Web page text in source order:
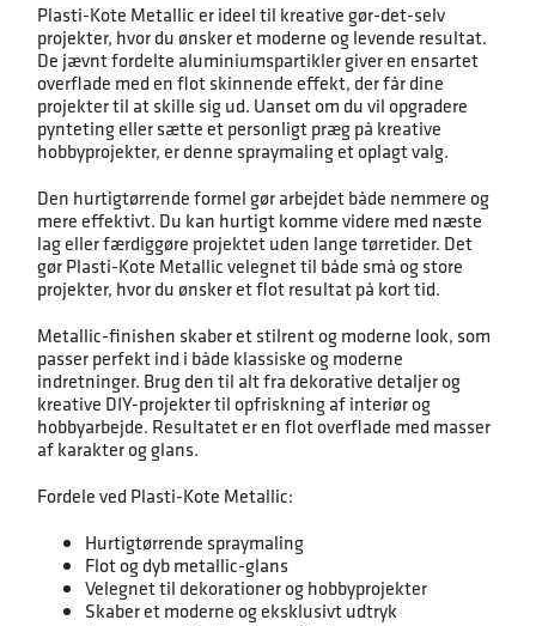
Plasti-Kote Metallic er ideel til kreative gør-det-selv
projekter, hvor du ønsker et moderne og levende resultat.
De jævnt fordelte aluminiumspartikler giver en ensartet
overflade med en flot skinnende effekt, der får dine
projekter til at skille sig ud. Uanset om du vil opgradere
pynteting eller sætte et personligt præg på kreative
hobbyprojekter, er denne spraymaling et oplagt valg.
Den hurtigtørrende formel gør arbejdet både nemmere og
mere effektivt. Du kan hurtigt komme videre med næste
lag eller færdiggøre projektet uden lange tørretider. Det
gør Plasti-Kote Metallic velegnet til både små og store
projekter, hvor du ønsker et flot resultat på kort tid.
Metallic-finishen skaber et stilrent og moderne look, som
passer perfekt ind i både klassiske og moderne
indretninger. Brug den til alt fra dekorative detaljer og
kreative DIY-projekter til opfriskning af interiør og
hobbyarbejde. Resultatet er en flot overflade med masser
af karakter og glans.
Fordele ved Plasti-Kote Metallic:
Hurtigtørrende spraymaling
Flot og dyb metallic-glans
Velegnet til dekorationer og hobbyprojekter
Skaber et moderne og eksklusivt udtryk